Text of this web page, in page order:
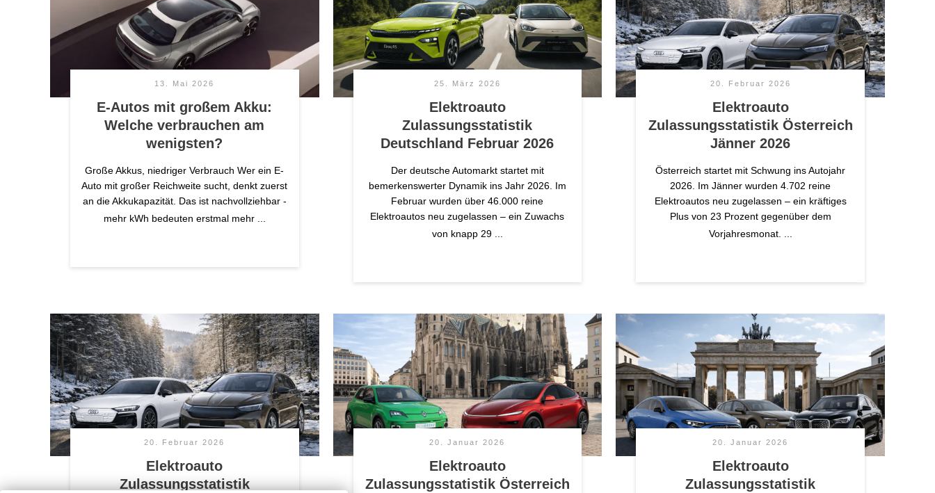
13. Mai 2026
E-Autos mit großem Akku:
Welche verbrauchen am
wenigsten?
Große Akkus, niedriger Verbrauch Wer ein E-
Auto mit großer Reichweite sucht, denkt zuerst
an die Akkukapazität. Das ist nachvollziehbar -
mehr kWh bedeuten erstmal mehr
25. März 2026
Elektroauto
Zulassungsstatistik
Deutschland Februar 2026
Der deutsche Automarkt startet mit
bemerkenswerter Dynamik ins Jahr 2026. Im
Februar wurden über 46.000 reine
Elektroautos neu zugelassen – ein Zuwachs
von knapp 29
20. Februar 2026
Elektroauto
Zulassungsstatistik Österreich
Jänner 2026
Österreich startet mit Schwung ins Autojahr
2026. Im Jänner wurden 4.702 reine
Elektroautos neu zugelassen – ein kräftiges
Plus von 23 Prozent gegenüber dem
Vorjahresmonat.
20. Februar 2026
Elektroauto
Zulassungsstatistik
20. Januar 2026
Elektroauto
Zulassungsstatistik Österreich
20. Januar 2026
Elektroauto
Zulassungsstatistik